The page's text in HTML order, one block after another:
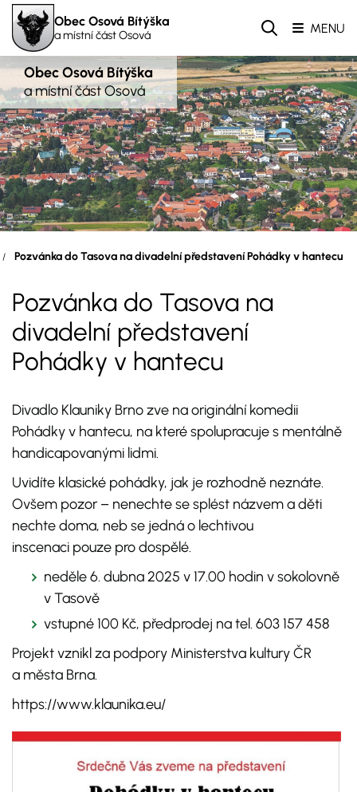
Obec Osová Bítýška
a místní část Osová MENU
Obec Osová Bítýška
a místní část Osová
Pozvánka do Tasova na divadelní představení Pohádky v hantecu
Pozvánka do Tasova na
divadelní představení
Pohádky v hantecu
Divadlo Klauniky Brno zve na originální komedii
Pohádky v hantecu, na které spolupracuje s mentálně
handicapovanými lidmi.
Uvidíte klasické pohádky, jak je rozhodně neznáte.
Ovšem pozor – nenechte se splést názvem a děti
nechte doma, neb se jedná o lechtivou
inscenaci pouze pro dospělé.
neděle 6. dubna 2025 v 17.00 hodin v sokolovně
v Tasově
vstupné 100 Kč, předprodej na tel. 603 157 458
Projekt vznikl za podpory Ministerstva kultury ČR
a města Brna.
https://www.klaunika.eu/